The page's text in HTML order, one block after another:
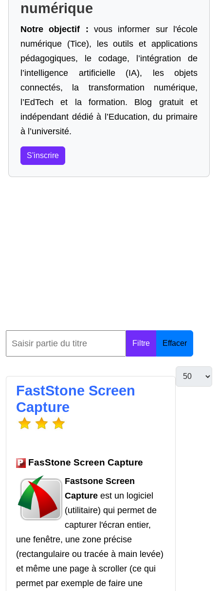
numérique
Notre objectif : vous informer sur l'école
numérique (Tice), les outils et applications
pédagogiques, le codage,
l’intégration de
l’intelligence artificielle (IA), les objets
connectés, la transformation numérique,
l’EdTech et la formation. Blog gratuit et
indépendant dédié à l’Education, du primaire
à l’université.
S'inscrire
Filtre Effacer
FastStone Screen
Capture
FasStone Screen Capture
Fastsone Screen
Capture est un logiciel
(utilitaire) qui permet de
capturer l'écran entier,
une fenêtre, une zone précise
(rectangulaire ou tracée à main levée)
et même une page à scroller (ce qui
permet par exemple de faire une